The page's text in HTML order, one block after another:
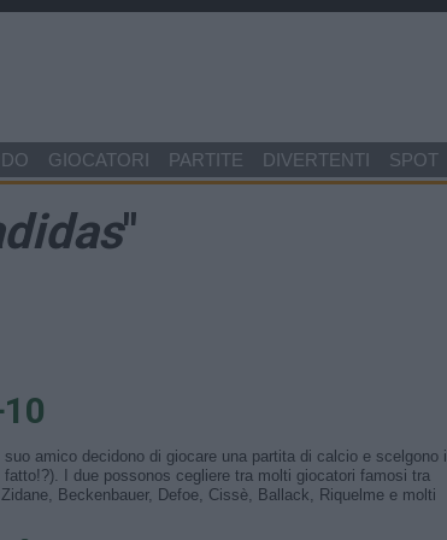
GIOCATORI PARTITE DIVERTENTI SPOT
"
amico decidono di giocare una partita di calcio e scelgono i
I due possonos cegliere tra molti giocatori famosi tra
Beckenbauer, Defoe, Cissè, Ballack, Riquelme e molti